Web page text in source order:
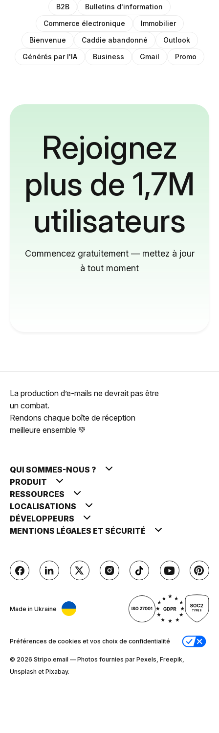
B2B
Bulletins d'information
Commerce électronique
Immobilier
Bienvenue
Caddie abandonné
Outlook
Générés par l'IA
Business Gmail Promo
Rejoignez
plus de 1,7M
utilisateurs
Commencez gratuitement — mettez à jour
à tout moment
La production d’e-mails ne devrait pas être
un combat.
Rendons chaque boîte de réception
meilleure ensemble 💚
QUI SOMMES-NOUS ?
PRODUIT
RESSOURCES
LOCALISATIONS
DÉVELOPPEURS
MENTIONS LÉGALES ET SÉCURITÉ
Made in Ukraine
Préférences de cookies et vos choix de confidentialité
© 2026 Stripо.email — Photos fournies par Pexels, Freepik,
Unsplash et Pixabay.